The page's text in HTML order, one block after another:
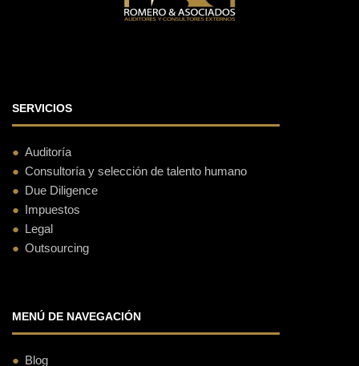
SERVICIOS
Auditoría
Consultoría y selección de talento humano
Due Diligence
Impuestos
Legal
Outsourcing
MENÚ DE NAVEGACIÓN
Blog